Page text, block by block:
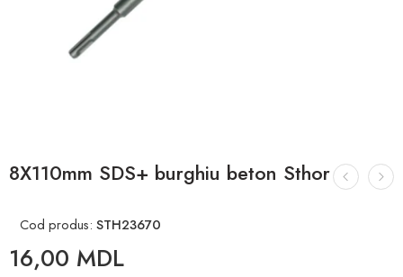
8X110mm SDS+ burghiu beton Sthor
Cod produs: STH23670
16,00 MDL